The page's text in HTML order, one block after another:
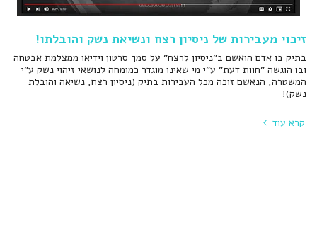
זיכוי מעבירות של ניסיון רצח ונשיאת נשק והובלתו!
בתיק בו אדם הואשם ב"ניסיון לרצח" על סמך סרטון וידיאו ממצלמת אבטחה
ובו הוגשה "חוות דעת" ע"י מי שאינו מוגדר כמומחה לנושאי זיהוי נשק ע"י
המשטרה, הנאשם זוכה מכל העבירות בתיק (ניסיון רצח, נשיאה והובלת
נשק)!
קרא עוד